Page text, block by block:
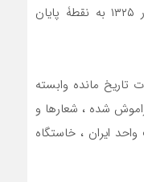
محتوم را برایش رقم زد و در ۲۴ آذر ۱۳۲۵ به نقطۀ پایان
تاریخ مانده وابسته
شده ، شعارها و
ایران ، خاستگاه